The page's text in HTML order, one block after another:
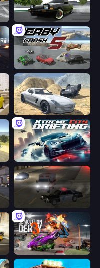
Drift Hunters
Derby Crash 5
Derby Crash 2
Xtreme City Drifting
Demolition Derby 3